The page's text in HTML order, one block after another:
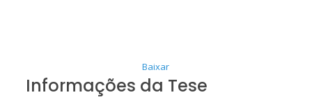
Baixar
Informações da Tese